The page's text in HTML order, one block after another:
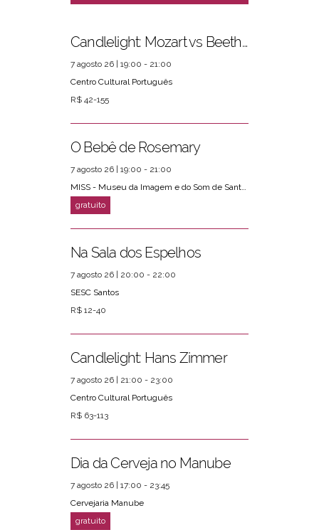
Candlelight: Mozart vs Beethoven
7 agosto 26 | 19:00 - 21:00
Centro Cultural Português
R$ 42-155
O Bebê de Rosemary
7 agosto 26 | 19:00 - 21:00
MISS - Museu da Imagem e do Som de Santos
Na Sala dos Espelhos
7 agosto 26 | 20:00 - 22:00
SESC Santos
R$ 12-40
Candlelight: Hans Zimmer
7 agosto 26 | 21:00 - 23:00
Centro Cultural Português
R$ 63-113
Dia da Cerveja no Manube
7 agosto 26 | 17:00 - 23:45
Cervejaria Manube